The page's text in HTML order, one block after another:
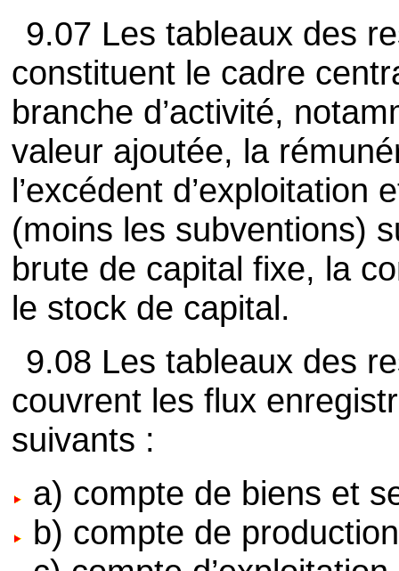
9.07 Les tableaux des
constituent le cadre
branche d’activité,
valeur ajoutée, la
l’excédent
(moins les subventions)
brute de capital fixe, la
le stock de capital.
9.08 Les tableaux des
couvrent les flux
suivants :
a) compte de biens et
b) compte de